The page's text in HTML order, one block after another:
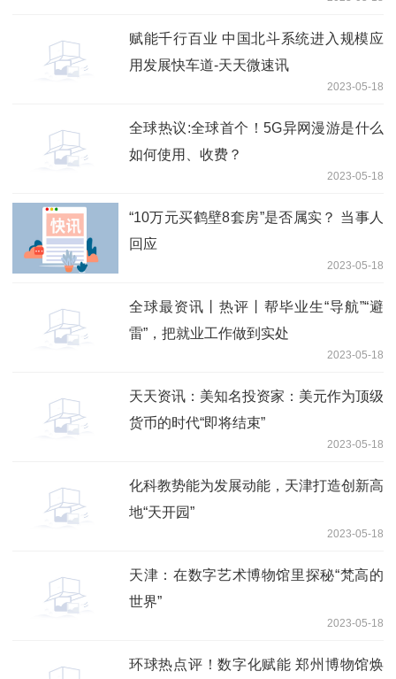
赋能千行百业 中国北斗系统进入规模应
用发展快车道-天天微速讯
2023-05-18
全球热议:全球首个！5G异网漫游是什么
如何使用、收费？
2023-05-18
“10万元买鹤壁8套房”是否属实？ 当事人
回应
2023-05-18
全球最资讯丨热评丨帮毕业生“导航”“避
雷”，把就业工作做到实处
2023-05-18
天天资讯：美知名投资家：美元作为顶级
货币的时代“即将结束”
2023-05-18
化科教势能为发展动能，天津打造创新高
地“天开园”
2023-05-18
天津：在数字艺术博物馆里探秘“梵高的
世界”
2023-05-18
环球热点评！数字化赋能 郑州博物馆焕